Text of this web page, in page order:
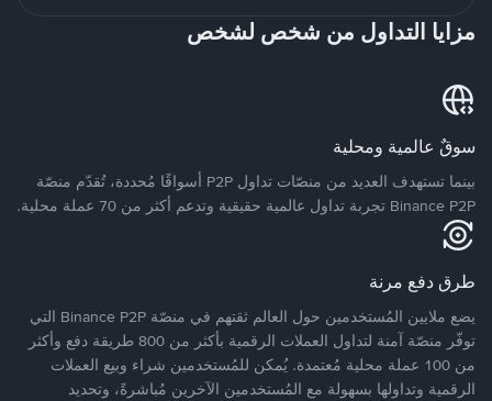
مزايا التداول من شخص لشخص
سوقٌ عالمية ومحلية
بينما تستهدف العديد من منصّات تداول P2P أسواقًا مُحددة، تُقدّم منصّة
Binance P2P تجربة تداول عالمية حقيقية وتدعم أكثر من 70 عملة محلية.
طرق دفع مرنة
يضع ملايين المُستخدمين حول العالم ثقتهم في منصّة Binance P2P التي
توفّر منصّة آمنة لتداول العملات الرقمية بأكثر من 800 طريقة دفع وأكثر
من 100 عملة محلية مُعتمدة. يُمكن للمُستخدمين شراء وبيع العملات
الرقمية وتداولها بسهولة مع المُستخدمين الآخرين مُباشرةً، وتحديد